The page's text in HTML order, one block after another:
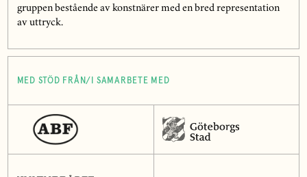
gruppen bestående av konstnärer med en bred representation
av uttryck.
MED STÖD FRÅN/I SAMARBETE MED